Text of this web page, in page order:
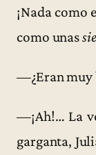
¡Nada como
como unas
—¿Eran muy
—¡Ah!… La
garganta,